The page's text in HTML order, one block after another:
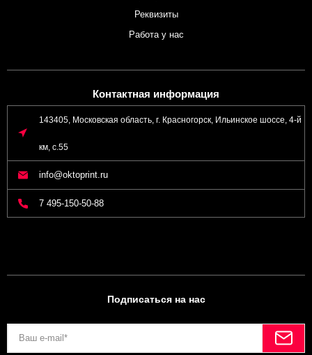
Реквизиты
Работа у нас
Контактная информация
143405, Московская область, г. Красногорск, Ильинское шоссе, 4-й
км, с.55
info@oktoprint.ru
7 495-150-50-88
Подписаться на нас